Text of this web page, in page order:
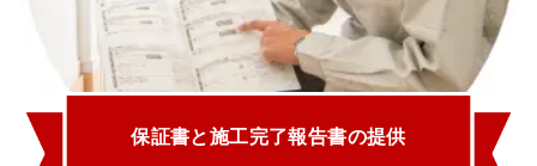
保証書と施工完了報告書の提供